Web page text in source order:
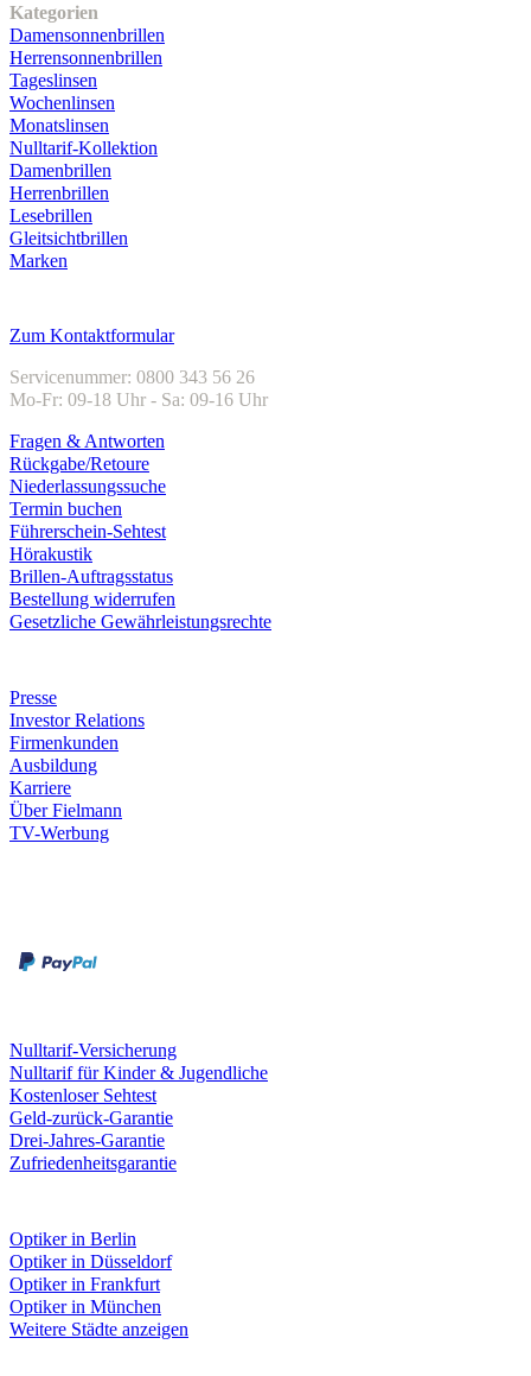
Kategorien
Damensonnenbrillen
Herrensonnenbrillen
Tageslinsen
Wochenlinsen
Monatslinsen
Nulltarif-Kollektion
Damenbrillen
Herrenbrillen
Lesebrillen
Gleitsichtbrillen
Marken
Zum Kontaktformular
Servicenummer: 0800 343 56 26
Mo-Fr: 09-18 Uhr - Sa: 09-16 Uhr
Fragen & Antworten
Rückgabe/Retoure
Niederlassungssuche
Termin buchen
Führerschein-Sehtest
Hörakustik
Brillen-Auftragsstatus
Bestellung widerrufen
Gesetzliche Gewährleistungsrechte
Presse
Investor Relations
Firmenkunden
Ausbildung
Karriere
Über Fielmann
TV-Werbung
Nulltarif-Versicherung
Nulltarif für Kinder & Jugendliche
Kostenloser Sehtest
Geld-zurück-Garantie
Drei-Jahres-Garantie
Zufriedenheitsgarantie
Optiker in Berlin
Optiker in Düsseldorf
Optiker in Frankfurt
Optiker in München
Weitere Städte anzeigen